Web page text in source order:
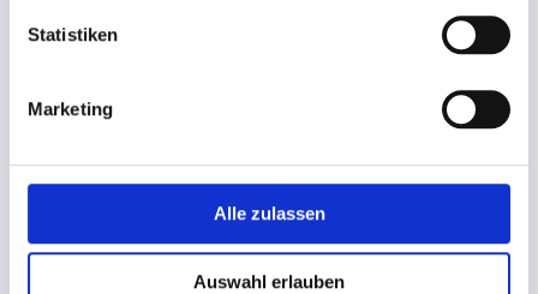
Statistiken
Marketing
Alle zulassen
Auswahl erlauben
Pizzakarton braun -Blanco-
32x32x4cm 'ohne Druck'
232x180x47mm 'ohne Druck'